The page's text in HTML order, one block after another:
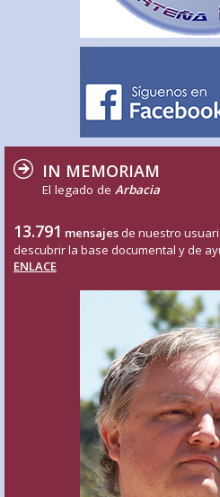
IN MEMORIAM
El legado de Arbacia
13.791 mensajes de nuestro
descubrir la base documental y de
ENLACE